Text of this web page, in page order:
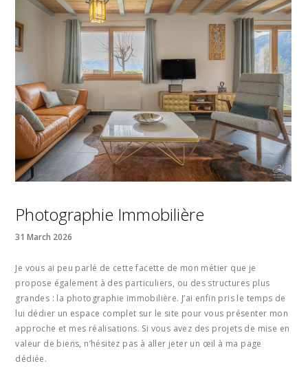
Photographie Immobilière
31 March 2026
Je vous ai peu parlé de cette facette de mon métier que je
propose également à des particuliers, ou des structures plus
grandes : la photographie immobilière. J’ai enfin pris le temps de
lui dédier un espace complet sur le site pour vous présenter mon
approche et mes réalisations. Si vous avez des projets de mise en
valeur de biens, n’hésitez pas à aller jeter un œil à ma page
dédiée.